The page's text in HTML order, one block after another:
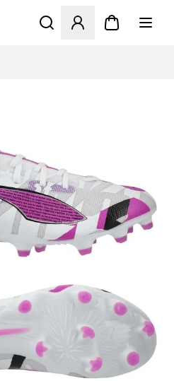
Apre una finestra modale